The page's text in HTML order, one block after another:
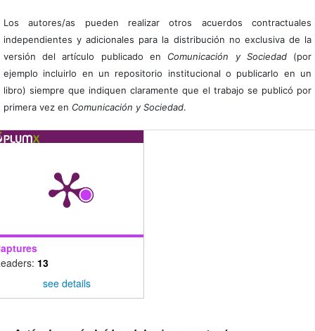
Los autores/as pueden realizar otros acuerdos contractuales
independientes y adicionales para la distribución no exclusiva de la
versión del artículo publicado en Comunicación y Sociedad(por
ejemplo incluirlo en un repositorio institucional o publicarlo en un
libro) siempre que indiquen claramente que el trabajo se publicó por
primera vez en Comunicación y Sociedad.
13
see details